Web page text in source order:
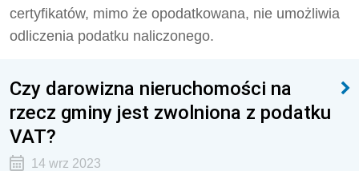
certyfikatów, mimo że opodatkowana, nie umożliwia
odliczenia podatku naliczonego.
Czy darowizna nieruchomości na
rzecz gminy jest zwolniona z podatku
VAT?
14 wrz 2023